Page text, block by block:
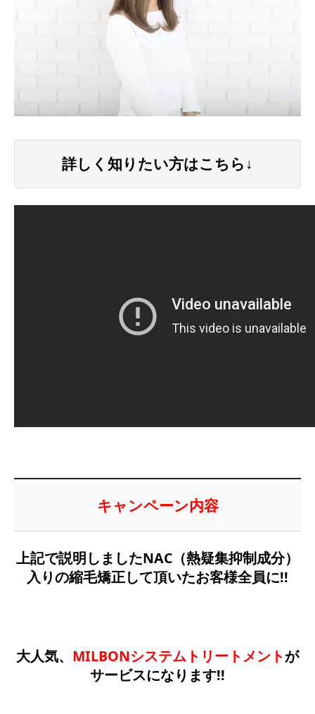
詳しく知りたい方はこちら↓
キャンペーン内容
上記で説明しましたNAC（熱疑集抑制成分）
入りの縮毛矯正して頂いたお客様全員に!!
大人気、 MILBONシステムトリートメントが
サービスになります!!